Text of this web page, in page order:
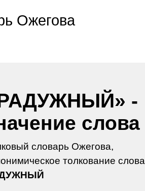
-
слова
словарь Ожегова,
толкование слова
Ожегова